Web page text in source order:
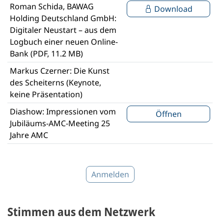
Roman Schida, BAWAG
Holding Deutschland GmbH:
Digitaler Neustart – aus dem
Logbuch einer neuen Online-
Bank (PDF, 11.2 MB)
Download
Markus Czerner: Die Kunst
des Scheiterns (Keynote,
keine Präsentation)
Diashow: Impressionen vom
Jubiläums-AMC-Meeting 25
Jahre AMC
Öffnen
Anmelden
Stimmen aus dem Netzwerk